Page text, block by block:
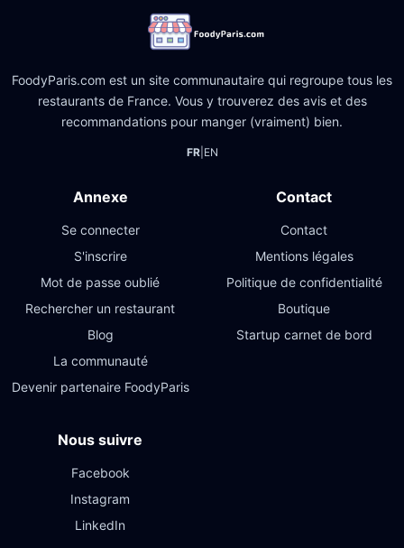
FoodyParis.com est un site communautaire qui regroupe tous les
restaurants de France. Vous y trouverez des avis et des
recommandations pour manger (vraiment) bien.
FR| EN
Annexe
Se connecter
S'inscrire
Mot de passe oublié
Rechercher un restaurant
Blog
La communauté
Devenir partenaire FoodyParis
Contact
Contact
Mentions légales
Politique de confidentialité
Boutique
Startup carnet de bord
Nous suivre
Facebook
Instagram
LinkedIn